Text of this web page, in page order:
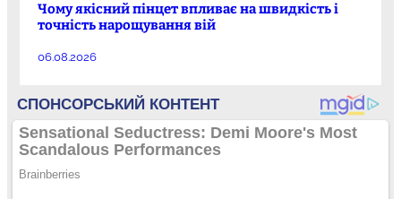
Чому якісний пінцет впливає на швидкість і
точність нарощування вій
06.08.2026